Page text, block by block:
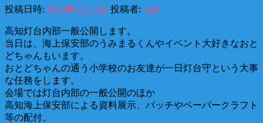
投稿日時: 2023年12月2日 投稿者: staff
高知灯台内部一般公開します。
当日は、海上保安部のうみまるくんやイベント大好きなおと
どちゃんもいます。
おとどちゃんの通う小学校のお友達が一日灯台守という大事
な任務をします。
会場では灯台内部の一般公開のほか
高知海上保安部による資料展示、バッチやペーパークラフト
等の配付、